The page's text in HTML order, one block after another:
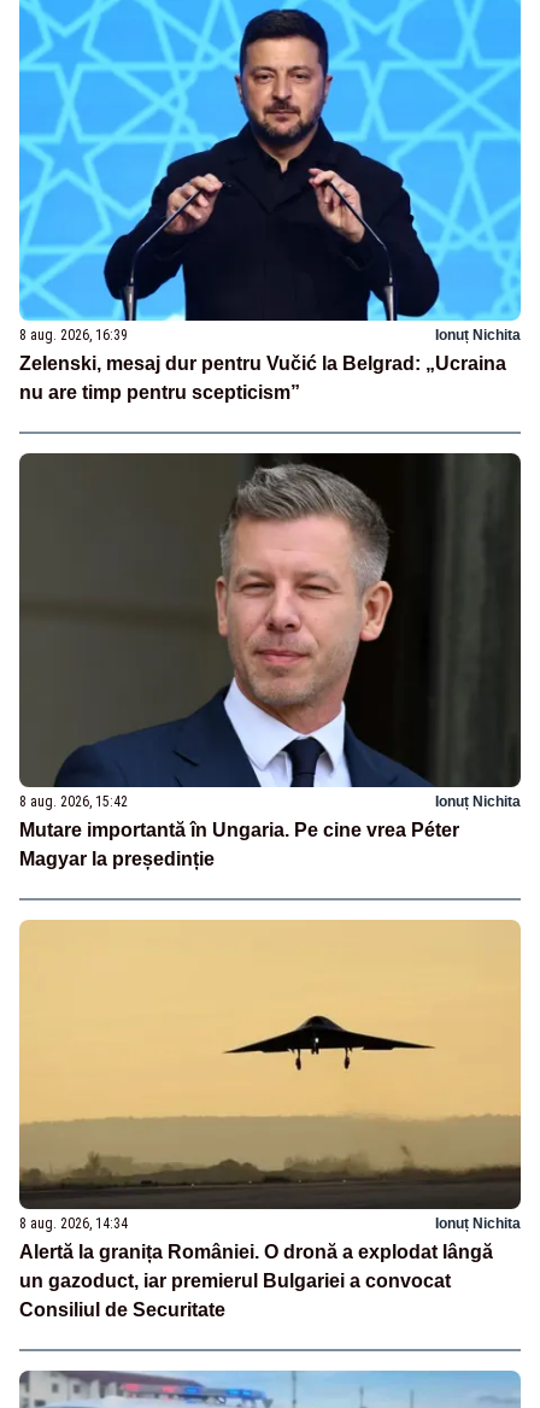
8 aug. 2026, 16:39 Ionuț Nichita
Zelenski, mesaj dur pentru Vučić la Belgrad: „Ucraina
nu are timp pentru scepticism”
8 aug. 2026, 15:42 Ionuț Nichita
Mutare importantă în Ungaria. Pe cine vrea Péter
Magyar la președinție
8 aug. 2026, 14:34 Ionuț Nichita
Alertă la granița României. O dronă a explodat lângă
un gazoduct, iar premierul Bulgariei a convocat
Consiliul de Securitate